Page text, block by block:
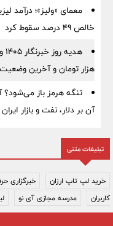
خالص ۴۹ درصد سقوط کرد
هزار تومان و آخرین وضعیت
تنگه هرمز باز می‌شود؟
آن بر دلار، نفت و بازار ایران
تبلیغات متنی
خرید لپ تاپ ارزان
خبرگزاری
کاربران
مدرسه مجازی آی نو